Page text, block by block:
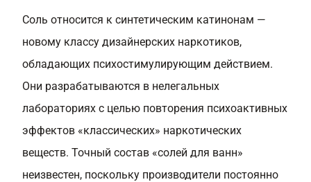
Соль относится к синтетическим катинонам —
новому классу дизайнерских наркотиков,
обладающих психостимулирующим действием.
Они разрабатываются в нелегальных
лабораториях с целью повторения психоактивных
эффектов «классических» наркотических
веществ. Точный состав «солей для ванн»
неизвестен, поскольку производители постоянно